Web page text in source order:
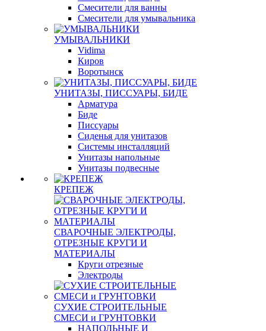
Смесители для ванны
Смесители для умывальника
УМЫВАЛЬНИКИ
Vidima
Киров
Воротынск
УНИТАЗЫ, ПИССУАРЫ, БИДЕ
Арматура
Биде
Писсуары
Сиденья для унитазов
Системы инсталляций
Унитазы напольные
Унитазы подвесные
КРЕПЕЖ
СВАРОЧНЫЕ ЭЛЕКТРОДЫ,
ОТРЕЗНЫЕ КРУГИ И
МАТЕРИАЛЫ
Круги отрезные
Электроды
СУХИЕ СТРОИТЕЛЬНЫЕ
СМЕСИ и ГРУНТОВКИ
НАПОЛЬНЫЕ И